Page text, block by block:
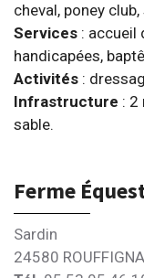
cheval, poney
Services : accueil
handicapées,
Activités :
Infrastructure : 2
sable.
Ferme
Sardin
24580